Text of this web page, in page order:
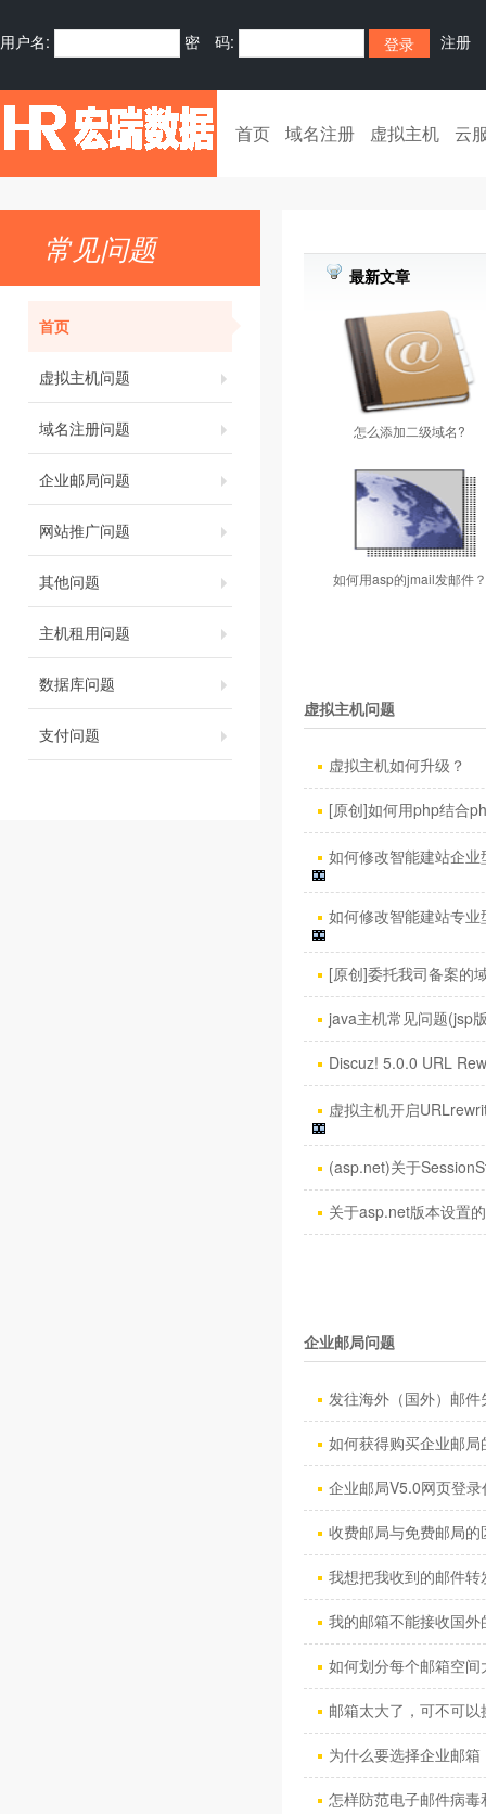
用户名: 密 码: 注册
首页 域名注册 虚拟主机 云
常见问题
首页
虚拟主机问题
域名注册问题
企业邮局问题
网站推广问题
其他问题
主机租用问题
数据库问题
支付问题
最新文章
怎么添加二级域名?
如何用asp的jmail发邮件？
虚拟主机问题
虚拟主机如何升级？
[原创]如何用php结合
如何修改智能建站企
如何修改智能建站专
[原创]委托我司备案的
java主机常见问题(jsp
Discuz! 5.0.0 URL
虚拟主机开启
(asp.net)关于
关于asp.net版本设置
企业邮局问题
发往海外（国外）邮
如何获得购买企业邮局
企业邮局V5.0网页登录
收费邮局与免费邮局的
我想把我收到的邮件
我的邮箱不能接收国
如何划分每个邮箱空间
邮箱太大了，可不可
为什么要选择企业邮箱
怎样防范电子邮件病毒